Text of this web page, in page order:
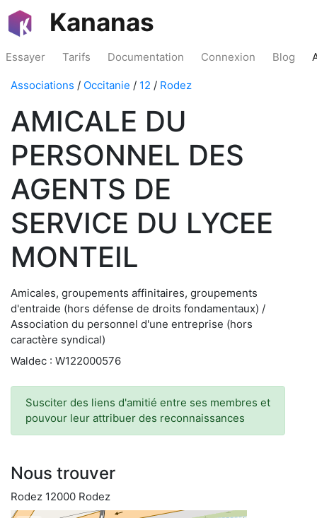
Kananas
Essayer Tarifs Documentation Connexion Blog
Associations / Occitanie / 12 / Rodez
AMICALE DU
PERSONNEL DES
AGENTS DE
SERVICE DU LYCEE
MONTEIL
Amicales, groupements affinitaires, groupements
d'entraide (hors défense de droits fondamentaux) /
Association du personnel d'une entreprise (hors
caractère syndical)
Waldec : W122000576
Susciter des liens d'amitié entre ses membres et
pouvour leur attribuer des reconnaissances
Nous trouver
Rodez 12000 Rodez